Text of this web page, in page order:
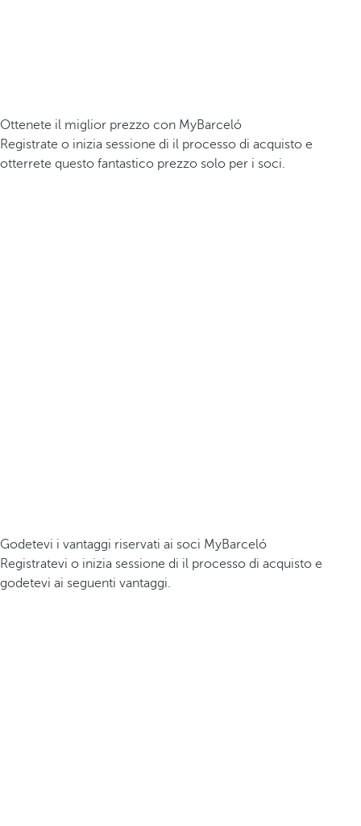
Ottenete il miglior prezzo con MyBarceló
Registrate o inizia sessione di il processo di acquisto e
otterrete questo fantastico prezzo solo per i soci.
Godetevi i vantaggi riservati ai soci MyBarceló
Registratevi o inizia sessione di il processo di acquisto e
godetevi ai seguenti vantaggi.